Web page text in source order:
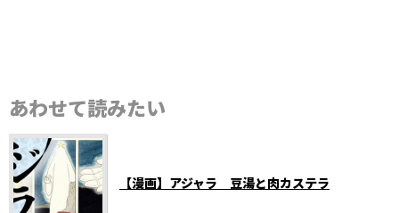
あわせて読みたい
【漫画】アジャラ 豆湯と肉カステラ